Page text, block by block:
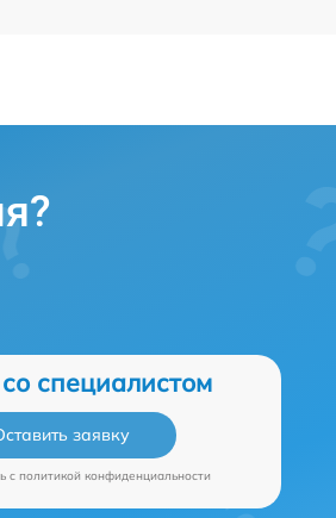
специалистом
заявку
c политикой конфиденциальности